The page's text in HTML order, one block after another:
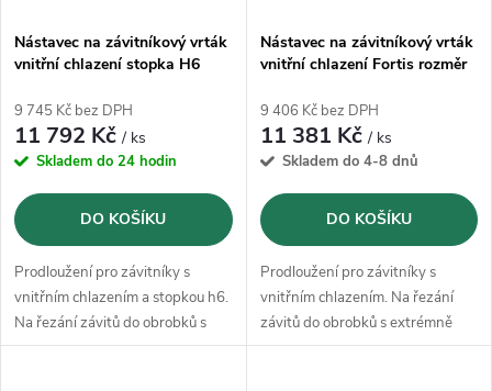
p
r
o
d
u
k
s
p
r
o
d
u
k
Nástavec na závitníkový vrták
vnitřní chlazení stopka H6
9 745 Kč bez DPH
11 792 Kč/ ks
Skladem do 24 hodin
DO KOŠÍKU
Prodloužení pro závitníky s
vnitřním chlazením a stopkou h6.
Na řezání závitů do obrobků s
extrémně hluboko uloženými
Nástavec na závitníkový vrták
vnitřní chlazení Fortis rozměr
9 406 Kč bez DPH
11 381 Kč/ ks
Skladem do 4-8 dnů
DO KOŠÍKU
Prodloužení pro závitníky s
vnitřním chlazením. Na řezání
závitů do obrobků s extrémně
hluboko uloženými vnitřními